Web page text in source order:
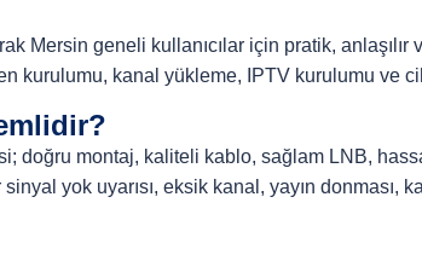
Mersin geneli kullanıcılar için pratik,
kurulumu, kanal yükleme, IPTV kurulumu ve
doğru montaj, kaliteli kablo, sağlam LNB,
yok uyarısı, eksik kanal, yayın donması,